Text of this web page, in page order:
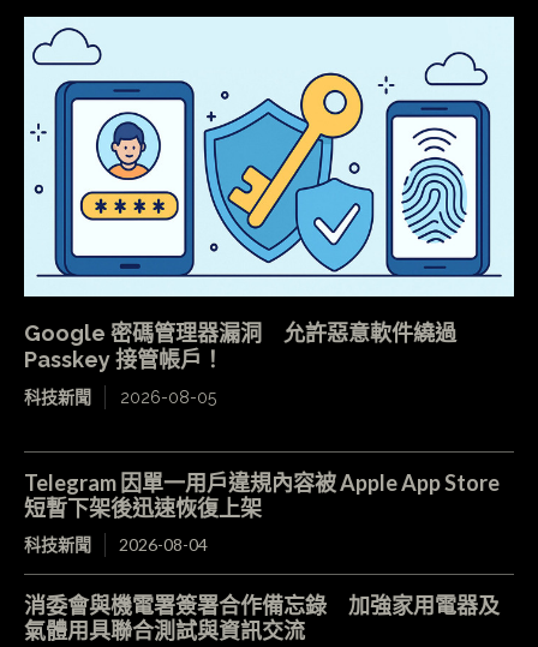
Google 密碼管理器漏洞 允許惡意軟件繞過
Passkey 接管帳戶！
科技新聞 2026-08-05
Telegram 因單一用戶違規內容被 Apple App Store
短暫下架後迅速恢復上架
科技新聞 2026-08-04
消委會與機電署簽署合作備忘錄 加強家用電器及
氣體用具聯合測試與資訊交流